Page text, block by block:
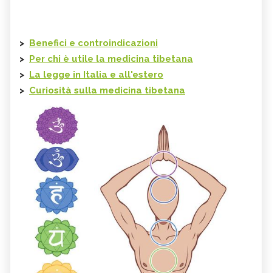
> Benefici e controindicazioni
> Per chi è utile la medicina tibetana
> La legge in Italia e all'estero
> Curiosità sulla medicina tibetana